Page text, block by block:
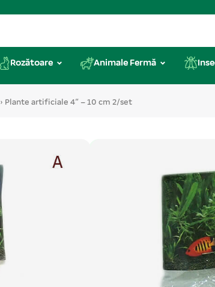
Rozătoare Animale Fermă
› Plante artificiale 4″ – 10 cm 2/set
Plante
Plantele de plastic sunt
plantele naturale care
natural în acvarii pentru a
Categorii produs:Accesorii